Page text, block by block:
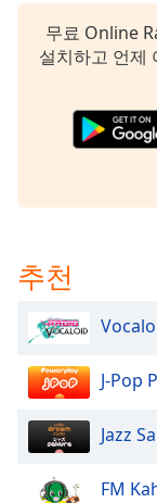
Text
Reset
Close
Modal
Dialog
dialog
window.
무료 Online
설치하고 언제
추천
J-Pop
Jazz
FM